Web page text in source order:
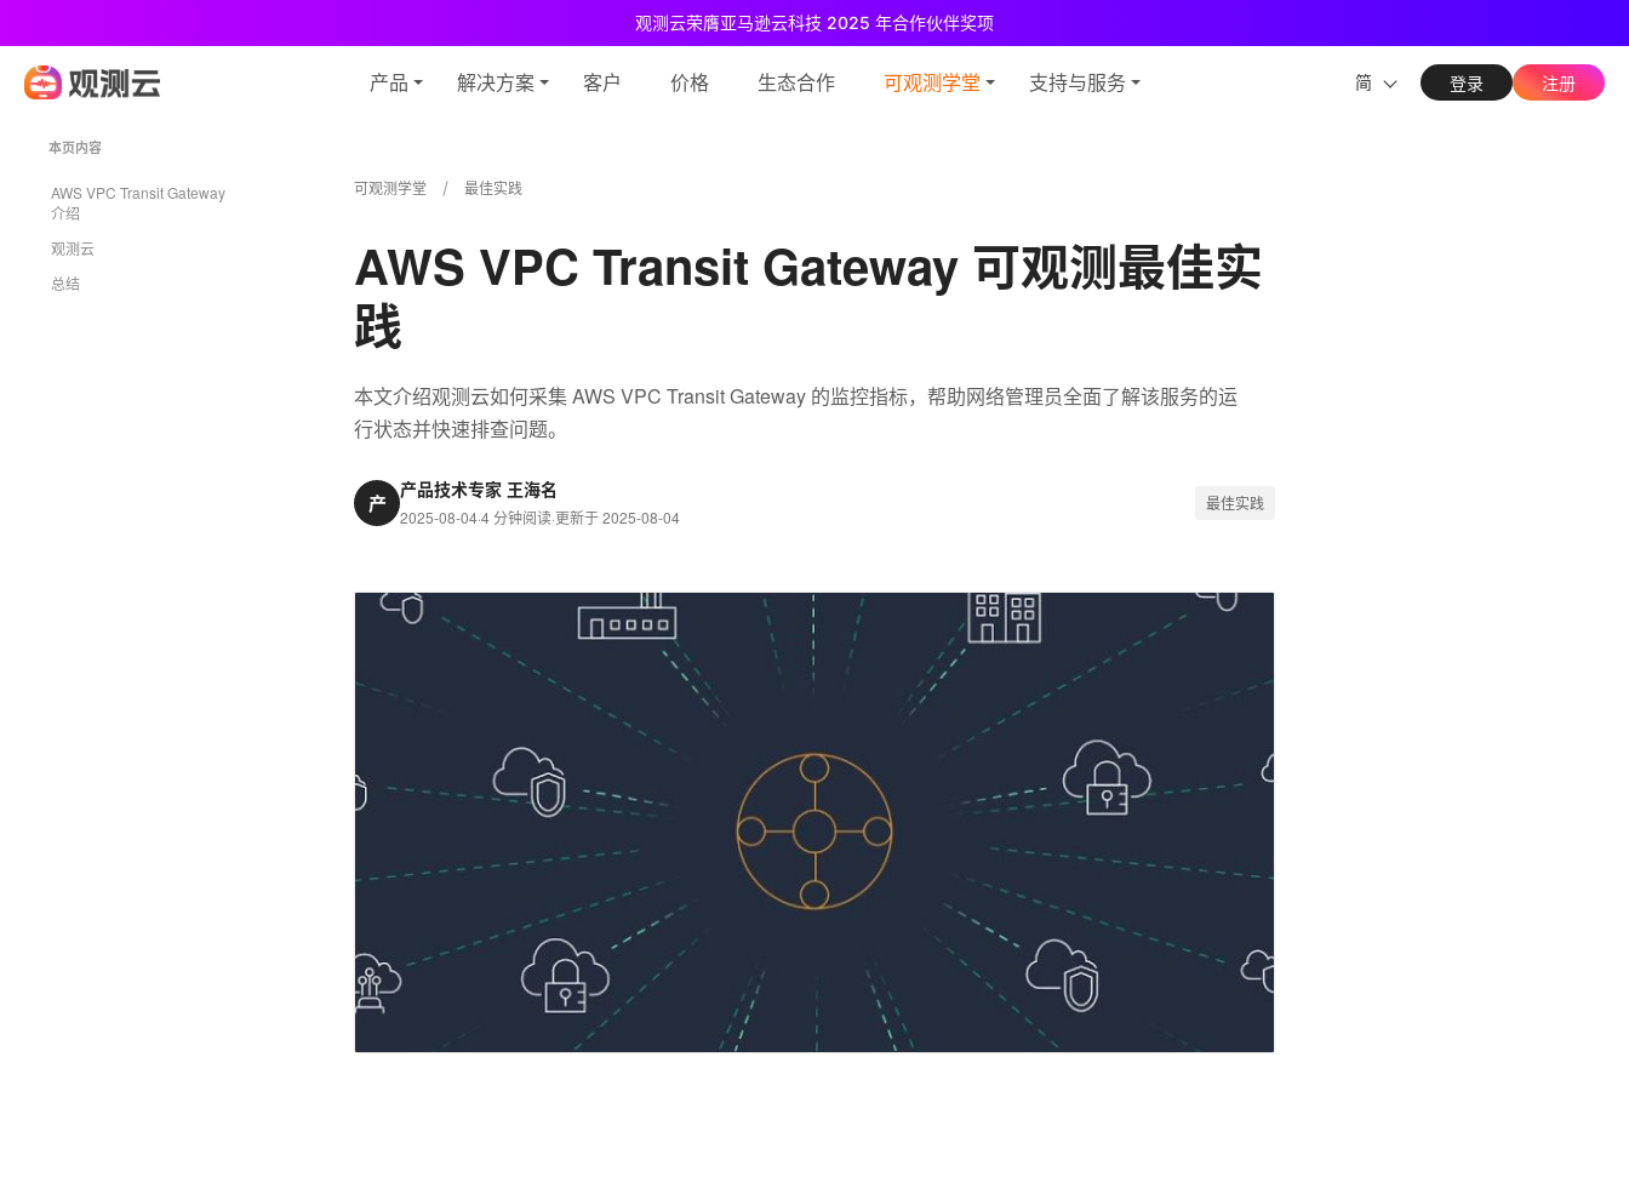
观测云荣膺亚马逊云科技 2025 年合作伙伴奖项
观测云免费版现已推出！ 专为中小团队与个人开发者设计，立享强大可观测能力
产品 解决方案 客户 价格 生态合作 可观测学堂 支持与服务 简 登录 注册
可观测学堂 最佳实践
AWS VPC Transit Gateway 可观测最佳实
践
本文介绍观测云如何采集 AWS VPC Transit Gateway 的监控指标，帮助网络管理员全面了解该服务的运
行状态并快速排查问题。
产
产品技术专家 王海名
2025-08-04·4 分钟阅读·更新于 2025-08-04
最佳实践
本页内容
AWS VPC Transit Gateway
介绍
观测云
总结